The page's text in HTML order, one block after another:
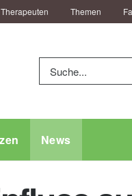
Therapeuten Themen
News